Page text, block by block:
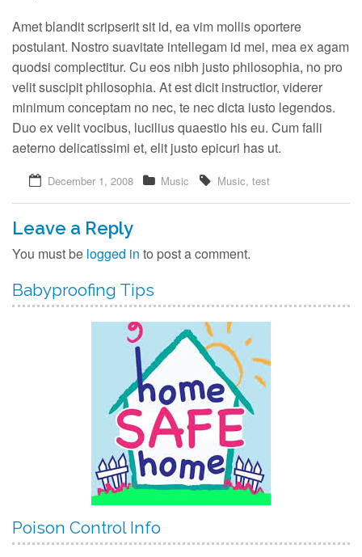
Amet blandit scripserit sit id, ea vim mollis oportere
postulant. Nostro suavitate intellegam id mei, mea ex agam
quodsi complectitur. Cu eos nibh justo philosophia, no pro
velit suscipit philosophia. At est dicit instructior, viderer
minimum conceptam no nec, te nec dicta iusto legendos.
Duo ex velit vocibus, lucilius quaestio his eu. Cum falli
aeterno delicatissimi et, elit justo epicuri has ut.
December 1, 2008 Music Music, test
Leave a Reply
You must be logged in to post a comment.
Babyproofing Tips
Poison Control Info